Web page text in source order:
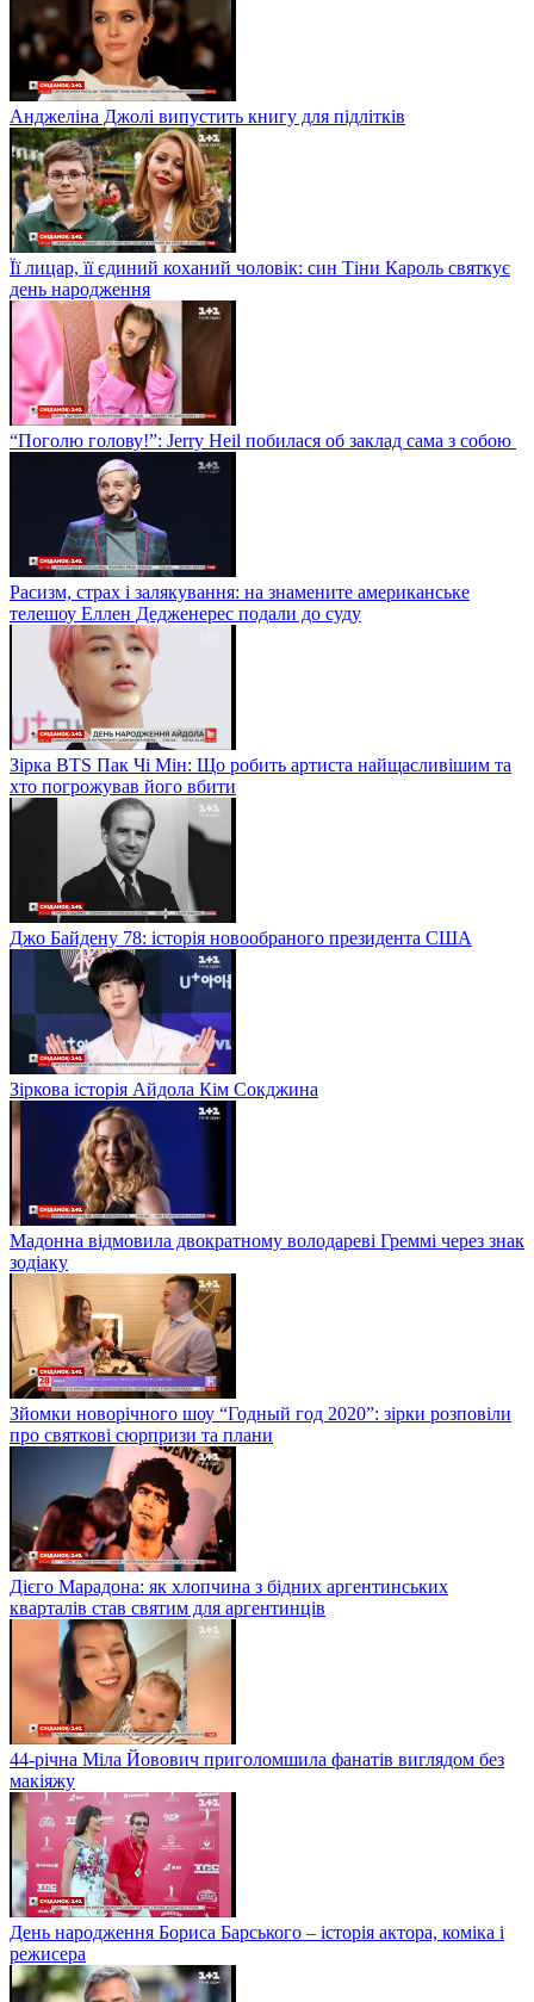
Анджеліна Джолі випустить книгу для підлітків
Її лицар, її єдиний коханий чоловік: син Тіни Кароль святкує
день народження
“Поголю голову!”: Jerry Heil побилася об заклад сама з собою
Расизм, страх і залякування: на знамените американське
телешоу Еллен Дедженерес подали до суду
Зірка BTS Пак Чі Мін: Що робить артиста найщасливішим та
хто погрожував його вбити
Джо Байдену 78: історія новообраного президента США
Зіркова історія Айдола Кім Сокджина
Мадонна відмовила двократному володареві Греммі через знак
зодіаку
Зйомки новорічного шоу “Годный год 2020”: зірки розповіли
про святкові сюрпризи та плани
Дієго Марадона: як хлопчина з бідних аргентинських
кварталів став святим для аргентинців
44-річна Міла Йовович приголомшила фанатів виглядом без
макіяжу
День народження Бориса Барського – історія актора, коміка і
режисера